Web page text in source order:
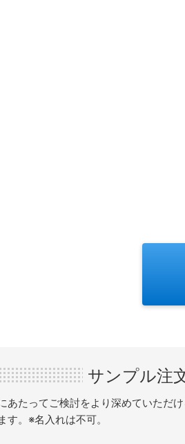
サンプル注
あたってご検討をより深めていただ
す。※名入れは不可。